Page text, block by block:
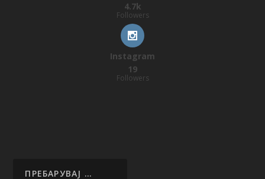
4.7k
Followers
Instagram
19
Followers